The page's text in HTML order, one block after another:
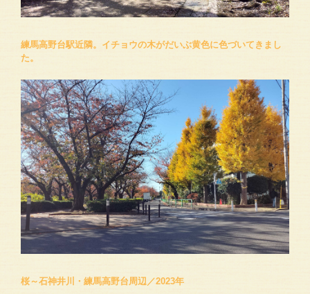
練馬高野台駅近隣。イチョウの木がだいぶ黄色に色づいてきまし
た。
桜～石神井川・練馬高野台周辺／2023年